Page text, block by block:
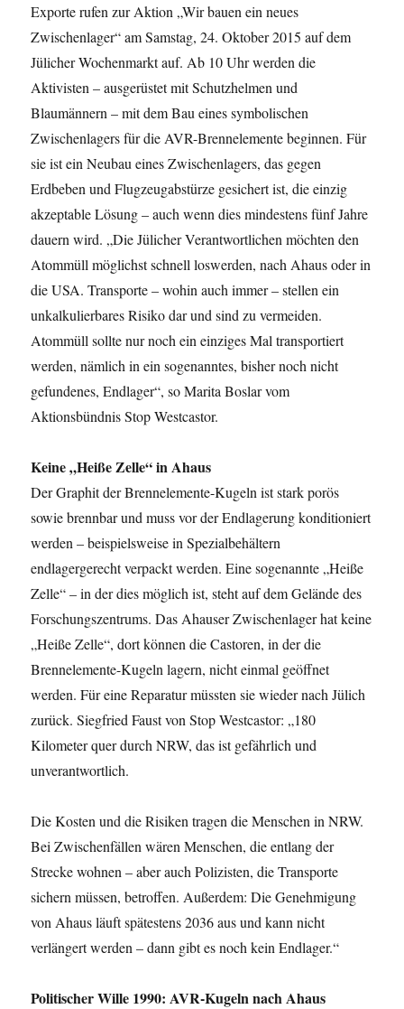
Exporte rufen zur Aktion „Wir bauen ein neues
Zwischenlager“ am Samstag, 24. Oktober 2015 auf dem
Jülicher Wochenmarkt auf. Ab 10 Uhr werden die
Aktivisten – ausgerüstet mit Schutzhelmen und
Blaumännern – mit dem Bau eines symbolischen
Zwischenlagers für die AVR-Brennelemente beginnen. Für
sie ist ein Neubau eines Zwischenlagers, das gegen
Erdbeben und Flugzeugabstürze gesichert ist, die einzig
akzeptable Lösung – auch wenn dies mindestens fünf Jahre
dauern wird. „Die Jülicher Verantwortlichen möchten den
Atommüll möglichst schnell loswerden, nach Ahaus oder in
die USA. Transporte – wohin auch immer – stellen ein
unkalkulierbares Risiko dar und sind zu vermeiden.
Atommüll sollte nur noch ein einziges Mal transportiert
werden, nämlich in ein sogenanntes, bisher noch nicht
gefundenes, Endlager“, so Marita Boslar vom
Aktionsbündnis Stop Westcastor.
Keine „Heiße Zelle“ in Ahaus
Der Graphit der Brennelemente-Kugeln ist stark porös
sowie brennbar und muss vor der Endlagerung konditioniert
werden – beispielsweise in Spezialbehältern
endlagergerecht verpackt werden. Eine sogenannte „Heiße
Zelle“ – in der dies möglich ist, steht auf dem Gelände des
Forschungszentrums. Das Ahauser Zwischenlager hat keine
„Heiße Zelle“, dort können die Castoren, in der die
Brennelemente-Kugeln lagern, nicht einmal geöffnet
werden. Für eine Reparatur müssten sie wieder nach Jülich
zurück. Siegfried Faust von Stop Westcastor: „180
Kilometer quer durch NRW, das ist gefährlich und
unverantwortlich.
Die Kosten und die Risiken tragen die Menschen in NRW.
Bei Zwischenfällen wären Menschen, die entlang der
Strecke wohnen – aber auch Polizisten, die Transporte
sichern müssen, betroffen. Außerdem: Die Genehmigung
von Ahaus läuft spätestens 2036 aus und kann nicht
verlängert werden – dann gibt es noch kein Endlager.“
Politischer Wille 1990: AVR-Kugeln nach Ahaus